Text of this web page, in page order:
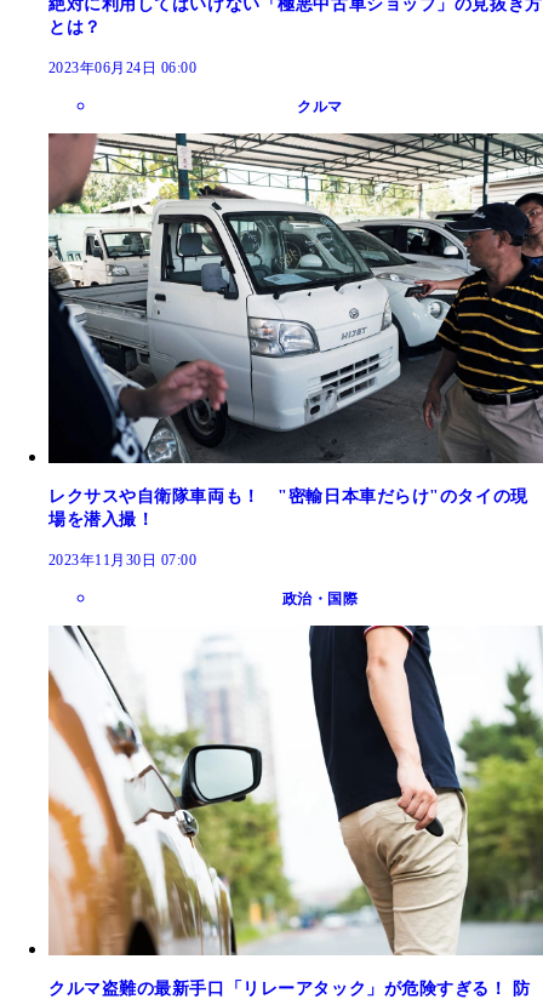
絶対に利用してはいけない「極悪中古車ショップ」の見抜き方
とは？
2023年06月24日 06:00
クルマ
レクサスや自衛隊車両も！ "密輸日本車だらけ"のタイの現
場を潜入撮！
2023年11月30日 07:00
政治・国際
クルマ盗難の最新手口「リレーアタック」が危険すぎる！ 防